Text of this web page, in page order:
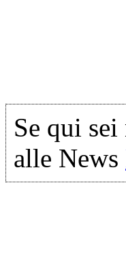
Se qui
alle News